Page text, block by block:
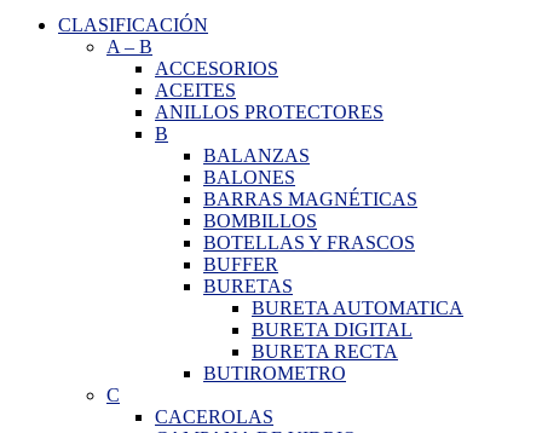
CLASIFICACIÓN
A – B
ACCESORIOS
ACEITES
ANILLOS PROTECTORES
B
BALANZAS
BALONES
BARRAS MAGNÉTICAS
BOMBILLOS
BOTELLAS Y FRASCOS
BUFFER
BURETAS
BURETA AUTOMATICA
BURETA DIGITAL
BURETA RECTA
BUTIROMETRO
C
CACEROLAS